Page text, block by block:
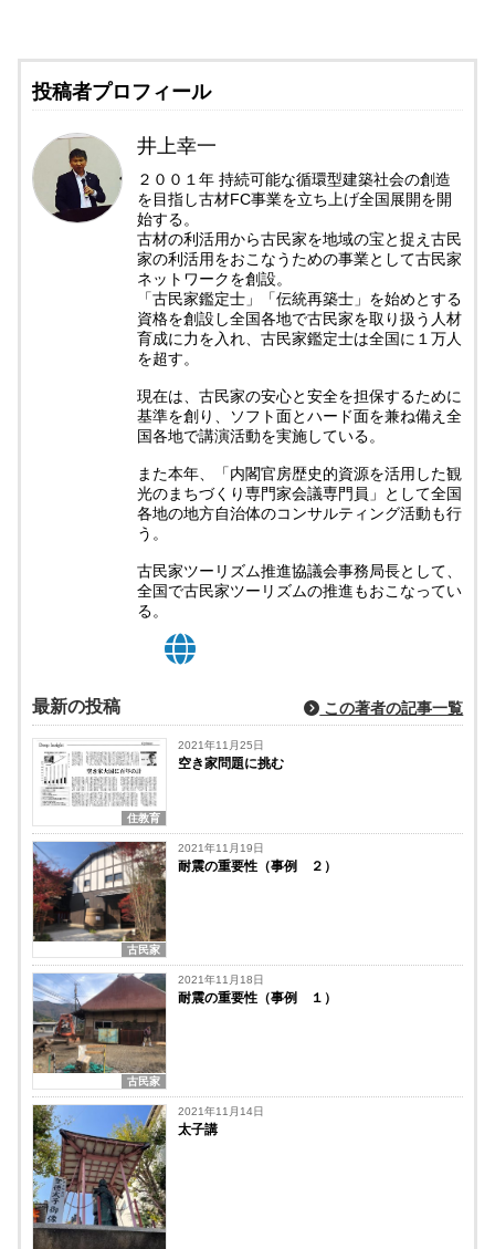
投稿者プロフィール
井上幸一
２００１年 持続可能な循環型建築社会の創造
を目指し古材FC事業を立ち上げ全国展開を開
始する。
古材の利活用から古民家を地域の宝と捉え古民
家の利活用をおこなうための事業として古民家
ネットワークを創設。
「古民家鑑定士」「伝統再築士」を始めとする
資格を創設し全国各地で古民家を取り扱う人材
育成に力を入れ、古民家鑑定士は全国に１万人
を超す。
現在は、古民家の安心と安全を担保するために
基準を創り、ソフト面とハード面を兼ね備え全
国各地で講演活動を実施している。
また本年、「内閣官房歴史的資源を活用した観
光のまちづくり専門家会議専門員」として全国
各地の地方自治体のコンサルティング活動も行
う。
古民家ツーリズム推進協議会事務局長として、
全国で古民家ツーリズムの推進もおこなってい
る。
最新の投稿 この著者の記事一覧
住教育
2021年11月25日
空き家問題に挑む
古民家
2021年11月19日
耐震の重要性（事例 ２）
古民家
2021年11月18日
耐震の重要性（事例 １）
2021年11月14日
太子講